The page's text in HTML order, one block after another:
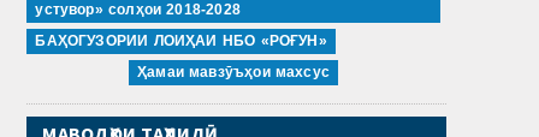
устувор» солҳои 2018-2028
БАҲОГУЗОРИИ ЛОИҲАИ НБО «РОҒУН»
Ҳамаи мавзӯъҳои махсус